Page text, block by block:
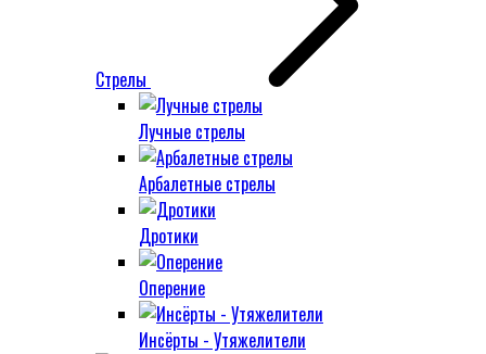
Стрелы
Лучные стрелы
Арбалетные стрелы
Дротики
Оперение
Инсёрты - Утяжелители